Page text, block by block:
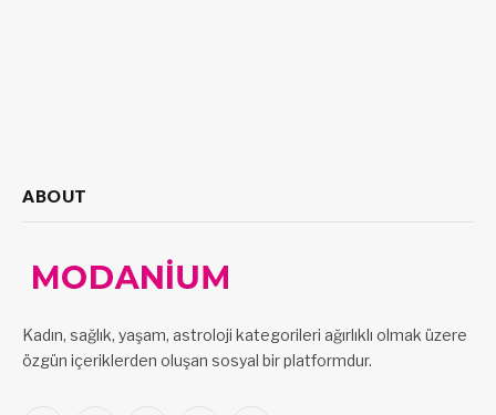
ABOUT
Kadın, sağlık, yaşam, astroloji kategorileri ağırlıklı olmak üzere
özgün içeriklerden oluşan sosyal bir platformdur.